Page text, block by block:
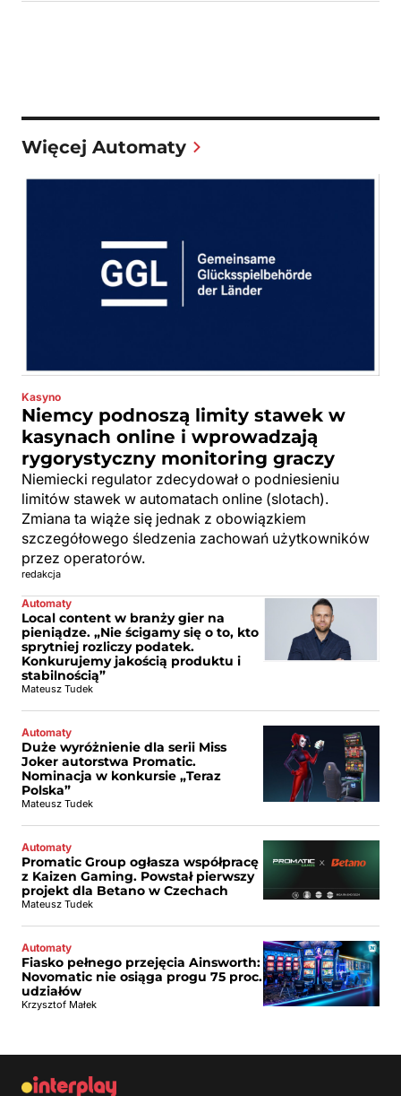
Więcej Automaty
Kasyno
Niemcy podnoszą limity stawek w
kasynach online i wprowadzają
rygorystyczny monitoring graczy
Niemiecki regulator zdecydował o podniesieniu
limitów stawek w automatach online (slotach).
Zmiana ta wiąże się jednak z obowiązkiem
szczegółowego śledzenia zachowań użytkowników
przez operatorów.
redakcja
Automaty
Local content w branży gier na
pieniądze. „Nie ścigamy się o to, kto
sprytniej rozliczy podatek.
Konkurujemy jakością produktu i
stabilnością”
Mateusz Tudek
Automaty
Duże wyróżnienie dla serii Miss
Joker autorstwa Promatic.
Nominacja w konkursie „Teraz
Polska”
Mateusz Tudek
Automaty
Promatic Group ogłasza współpracę
z Kaizen Gaming. Powstał pierwszy
projekt dla Betano w Czechach
Mateusz Tudek
Automaty
Fiasko pełnego przejęcia Ainsworth:
Novomatic nie osiąga progu 75 proc.
udziałów
Krzysztof Małek